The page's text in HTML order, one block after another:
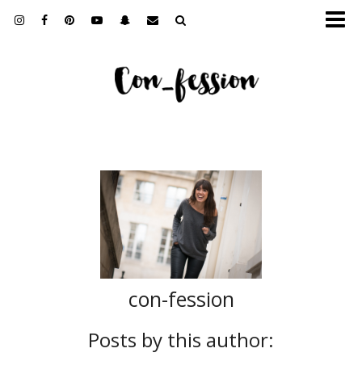
con-fession
Posts by this author: